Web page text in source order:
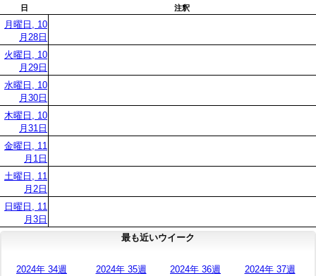
日 注釈
月曜日, 10
月28日
火曜日, 10
月29日
水曜日, 10
月30日
木曜日, 10
月31日
金曜日, 11
月1日
土曜日, 11
月2日
日曜日, 11
月3日
最も近いウイーク
2024年 34週
2024年 35週
2024年 36週
2024年 37週